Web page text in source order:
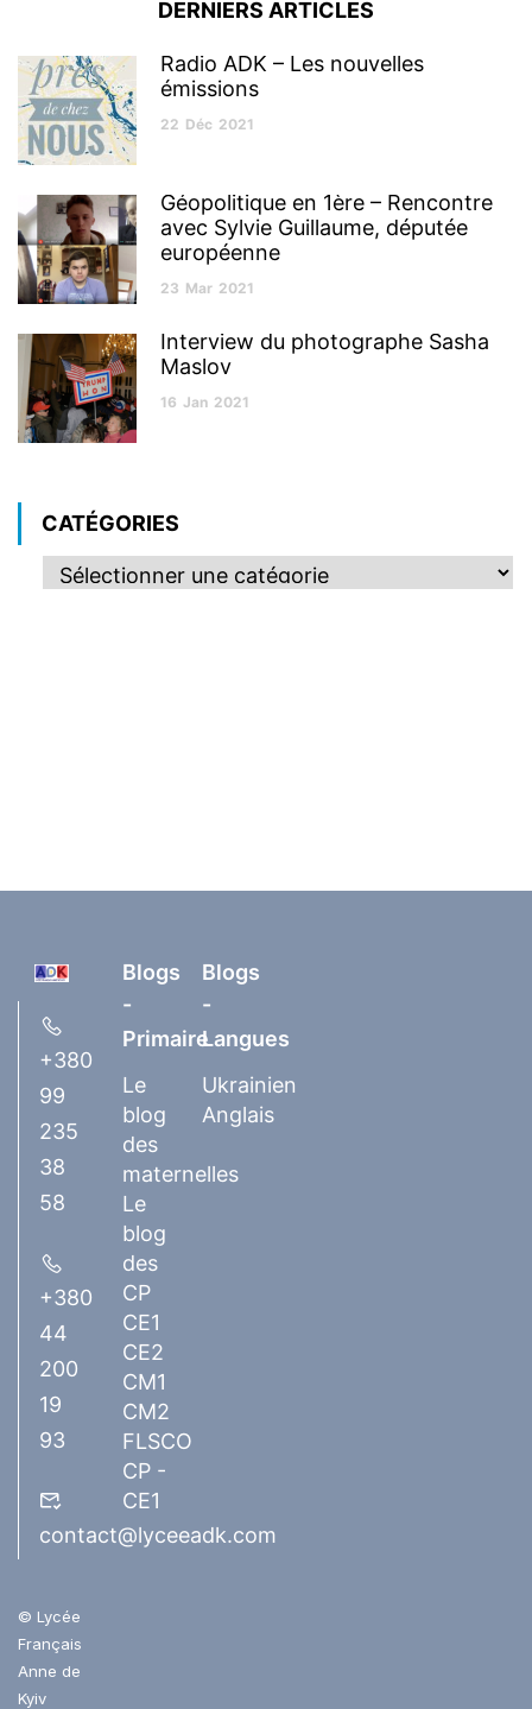
DERNIERS ARTICLES
Radio ADK – Les nouvelles
émissions
22 Déc 2021
Géopolitique en 1ère – Rencontre
avec Sylvie Guillaume, députée
européenne
23 Mar 2021
Interview du photographe Sasha
Maslov
16 Jan 2021
CATÉGORIES
+380
99
235
38
58
+380
44
200
19
93
contact@lyceeadk.com
© Lycée
Français
Anne de
Kyiv
Blogs
-
Primaire
Le
blog
des
maternelles
Le
blog
des
CP
CE1
CE2
CM1
CM2
FLSCO
CP -
CE1
Blogs
-
Langues
Ukrainien
Anglais